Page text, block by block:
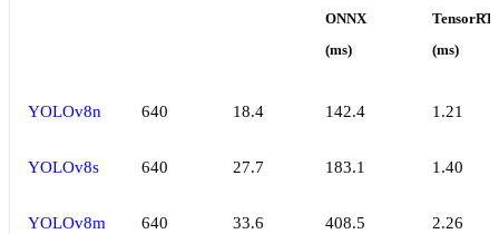
ONNX
(ms)
TensorRT
(ms)
YOLOv8n 640 18.4 142.4 1.21
YOLOv8s 640 27.7 183.1 1.40
YOLOv8m 640 33.6 408.5 2.26